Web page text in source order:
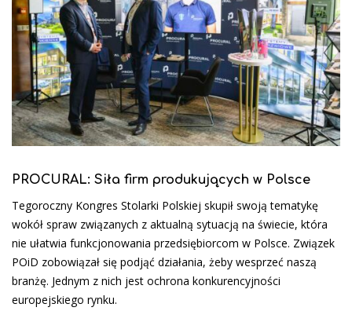
PROCURAL: Siła firm produkujących w Polsce
Tegoroczny Kongres Stolarki Polskiej skupił swoją tematykę
wokół spraw związanych z aktualną sytuacją na świecie, która
nie ułatwia funkcjonowania przedsiębiorcom w Polsce. Związek
POiD zobowiązał się podjąć działania, żeby wesprzeć naszą
branżę. Jednym z nich jest ochrona konkurencyjności
europejskiego rynku.